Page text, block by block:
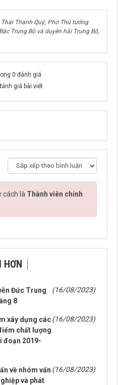
Thái Thanh Quý, Phó Thủ tướng
Trung Bộ và duyên hải Trung Bộ,
0 đánh giá
giá bài viết
cách là Thành viên chính
HƠN
Đức Trung
8
(16/08/2023)
xây dựng các
chất lượng
đoạn 2019-
(16/08/2023)
về nhóm vấn
và phát
(16/08/2023)